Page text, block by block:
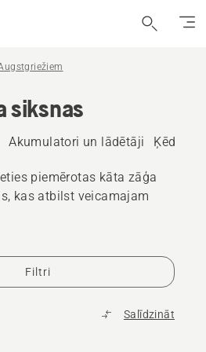
siksnas
Akumulatori un lādētāji Ķēdes
piemērotas kāta zāģa
kas atbilst veicamajam
Filtri
Salīdzināt